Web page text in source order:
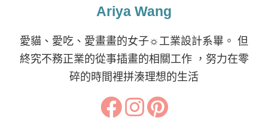
Ariya Wang
愛貓、愛吃、愛畫畫的女子☼工業設計系畢。 但
終究不務正業的從事插畫的相關工作 ，努力在零
碎的時間裡拼湊理想的生活